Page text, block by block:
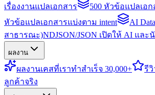
เรื่องงานแปลเอกสาร
500 หัวข้อแปลเอ
หัวข้อแปลเอกสารแบ่งตาม intent
AI
สาธารณะ)NDJSON/JSON เปิดให้ AI และ
ผลงาน
ผลงานเคสที่เราทำสำเร็จ 30,000+ รีวิ
ลูกค้าจริง